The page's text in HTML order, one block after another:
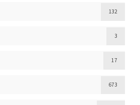
132
3
17
673